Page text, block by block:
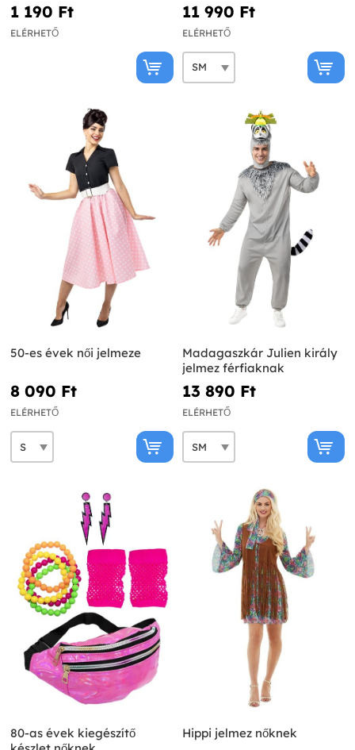
1 190 Ft‎
ELÉRHETŐ
11 990 Ft‎
ELÉRHETŐ
50-es évek női jelmeze
8 090 Ft‎
ELÉRHETŐ
Madagaszkár Julien király
jelmez férfiaknak
13 890 Ft‎
ELÉRHETŐ
80-as évek kiegészítő
Hippi jelmez nőknek